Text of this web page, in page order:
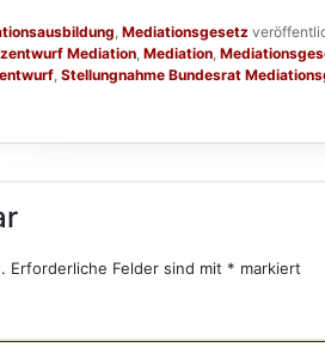
Mediationsgesetz
Mediation Mediation
Stellungnahme Bundesrat
Erforderliche Felder sind mit * markiert